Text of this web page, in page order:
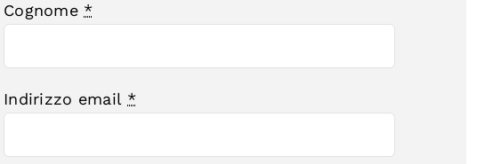
Cognome *
Indirizzo email *